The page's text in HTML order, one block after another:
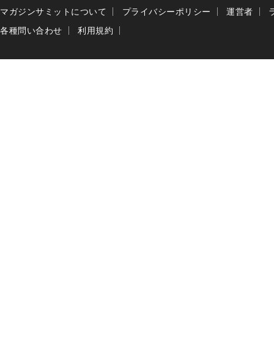
マガジンサミットについて プライバシーポリシー 運営者
各種問い合わせ
利用規約